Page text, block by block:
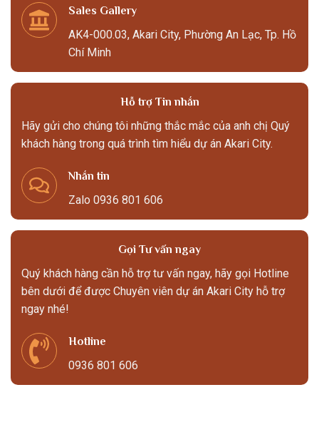
Sales Gallery
AK4-000.03, Akari City, Phường An Lạc, Tp. Hồ
Chí Minh
Hỗ trợ Tin nhắn
Hãy gửi cho chúng tôi những thắc mắc của anh chị Quý
khách hàng trong quá trình tìm hiểu dự án Akari City.
Nhắn tin
Zalo 0936 801 606
Gọi Tư vấn ngay
Quý khách hàng cần hỗ trợ tư vấn ngay, hãy gọi Hotline
bên dưới để được Chuyên viên dự án Akari City hỗ trợ
ngay nhé!
Hotline
0936 801 606